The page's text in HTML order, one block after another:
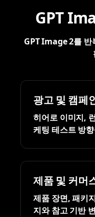
GPT
GPT Image 2를 반
광고 및 캠페
히어로 이미지,
케팅 테스트 방
제품 및 커머
제품 장면, 패키
지와 참고 기반